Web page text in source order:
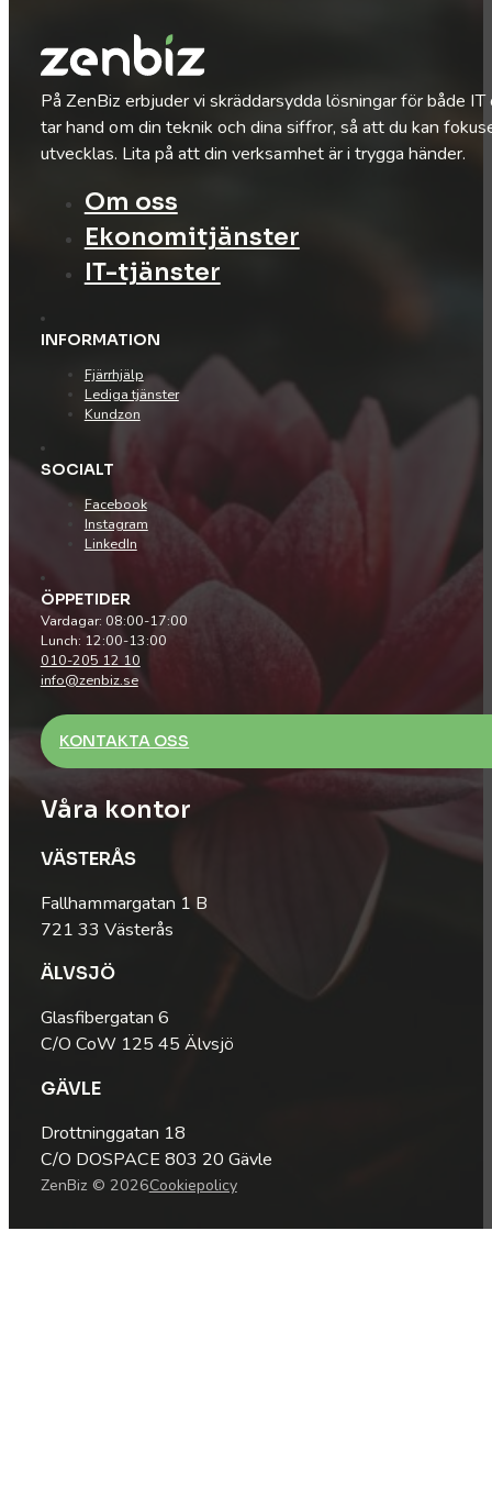
På ZenBiz erbjuder vi skräddarsydda lösningar för både
tar hand om din teknik och dina siffror, så att du kan
utvecklas. Lita på att din verksamhet är i trygga händer.
Om oss
Ekonomitjänster
IT-tjänster
INFORMATION
Fjärrhjälp
Lediga tjänster
Kundzon
SOCIALT
Facebook
Instagram
LinkedIn
ÖPPETIDER
Vardagar: 08:00-17:00
Lunch: 12:00-13:00
010-205 12 10
info@zenbiz.se
KONTAKTA OSS
Våra kontor
VÄSTERÅS
Fallhammargatan 1 B
721 33 Västerås
ÄLVSJÖ
Glasfibergatan 6
C/O CoW 125 45 Älvsjö
GÄVLE
Drottninggatan 18
C/O DOSPACE 803 20 Gävle
ZenBiz © 2026Cookiepolicy